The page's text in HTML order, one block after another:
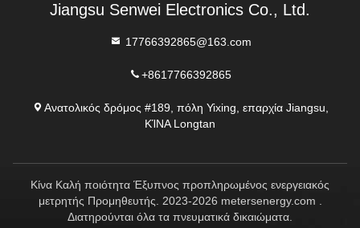
Jiangsu Senwei Electronics Co., Ltd.
17766392865@163.com
+8617766392865
Ανατολικός δρόμος #189, πόλη Yixing, επαρχία Jiangsu,
ΚΊΝΑ Longtan
Κίνα Καλή ποιότητα Έξυπνος προπληρωμένος ενεργειακός
μετρητής Προμηθευτής. 2023-2026 metersenergy.com .
Διατηρούνται όλα τα πνευματικά δικαιώματα.